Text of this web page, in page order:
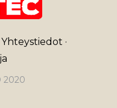
Yhteystiedot ·
2020